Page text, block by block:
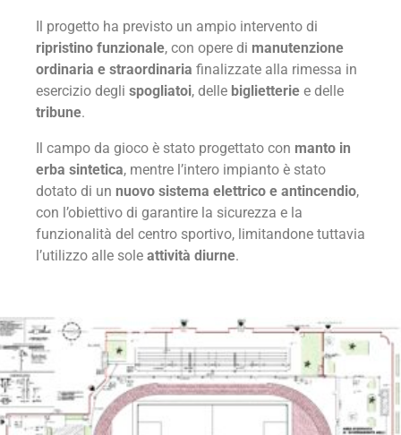
Il progetto ha previsto un ampio intervento di
ripristino funzionale, con opere di manutenzione
ordinaria e straordinaria finalizzate alla rimessa in
esercizio degli spogliatoi, delle biglietterie e delle
tribune.
Il campo da gioco è stato progettato con manto in
erba sintetica, mentre l’intero impianto è stato
dotato di un nuovo sistema elettrico e antincendio,
con l’obiettivo di garantire la sicurezza e la
funzionalità del centro sportivo, limitandone tuttavia
l’utilizzo alle sole attività diurne.